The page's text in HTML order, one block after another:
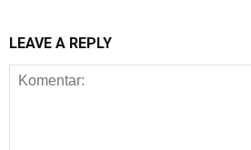
LEAVE A REPLY